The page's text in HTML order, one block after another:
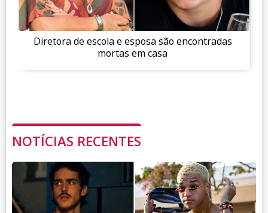
Diretora de escola e esposa são encontradas
mortas em casa
NOTÍCIAS RECENTES